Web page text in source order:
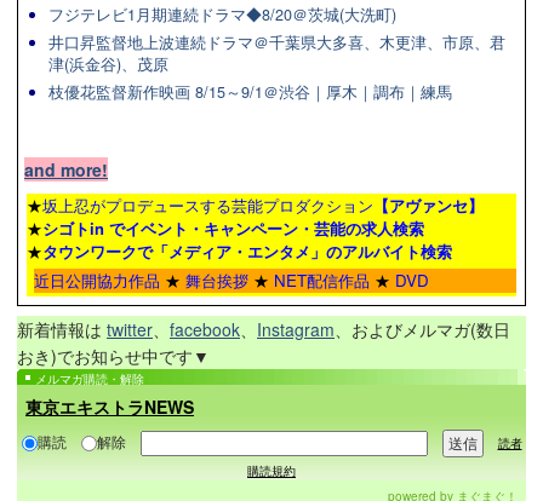
フジテレビ1月期連続ドラマ◆8/20＠茨城(大洗町)
井口昇監督地上波連続ドラマ＠千葉県大多喜、木更津、市原、君
津(浜金谷)、茂原
枝優花監督新作映画 8/15～9/1＠渋谷｜厚木｜調布｜練馬
and more!
★坂上忍がプロデュースする芸能プロダクション 【アヴァンセ】
★シゴトin でイベント・キャンペーン・芸能の求人検索
★タウンワークで「メディア・エンタメ」のアルバイト検索
近日公開協力作品 ★ 舞台挨拶 ★ NET配信作品 ★ DVD
新着情報は twitter、 facebook、 Instagram、およびメルマガ(数日
おき)でお知らせ中です▼
メルマガ購読・解除
東京エキストラNEWS
購読 解除
読者
購読規約
powered by まぐまぐ！